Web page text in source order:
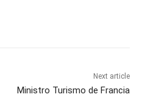
Next article
Ministro Turismo de Francia